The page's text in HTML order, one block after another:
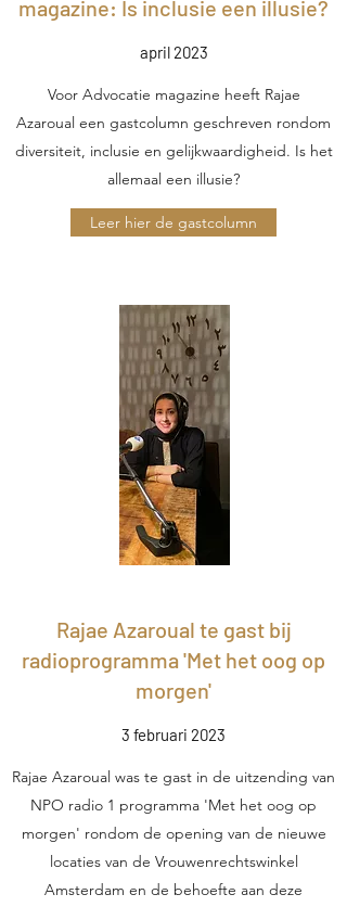
magazine: Is inclusie een illusie?
april 2023
Voor Advocatie magazine heeft Rajae
Azaroual een gastcolumn geschreven rondom
diversiteit, inclusie en gelijkwaardigheid. Is het
allemaal een illusie?
Leer hier de gastcolumn
Rajae Azaroual te gast bij
radioprogramma 'Met het oog op
morgen'
3 februari 2023
Rajae Azaroual was te gast in de uitzending van
NPO radio 1 programma 'Met het oog op
morgen' rondom de opening van de nieuwe
locaties van de Vrouwenrechtswinkel
Amsterdam en de behoefte aan deze